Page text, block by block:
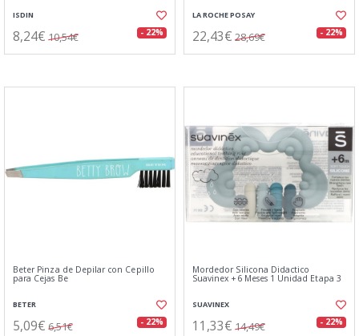
ISDIN
8,24€ 10,54€ - 22%
LA ROCHE POSAY
22,43€ 28,69€ - 22%
Beter Pinza de Depilar con Cepillo
para Cejas Be
BETER
5,09€ 6,51€ - 22%
Mordedor Silicona Didactico
Suavinex +6 Meses 1 Unidad Etapa 3
SUAVINEX
11,33€ 14,49€ - 22%